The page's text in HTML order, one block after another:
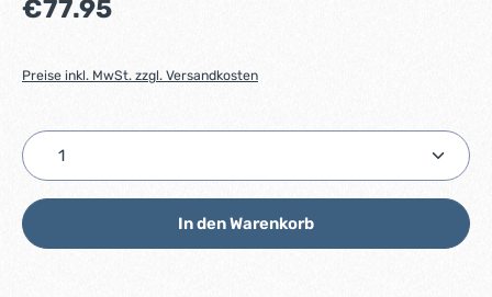
€77.95
Preise inkl. MwSt. zzgl. Versandkosten
Produkt Anzahl: Gib den gewünschten Wert ein
In den Warenkorb